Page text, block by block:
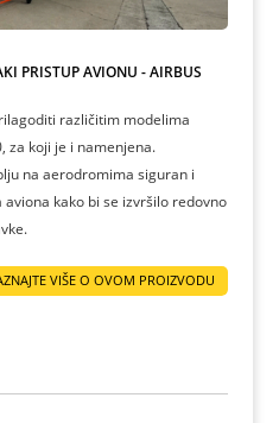
PRISTUP AVIONU - AIRBUS
različitim modelima
za koji je i namenjena.
na aerodromima siguran i
kako bi se izvršilo redovno
VIŠE O OVOM PROIZVODU